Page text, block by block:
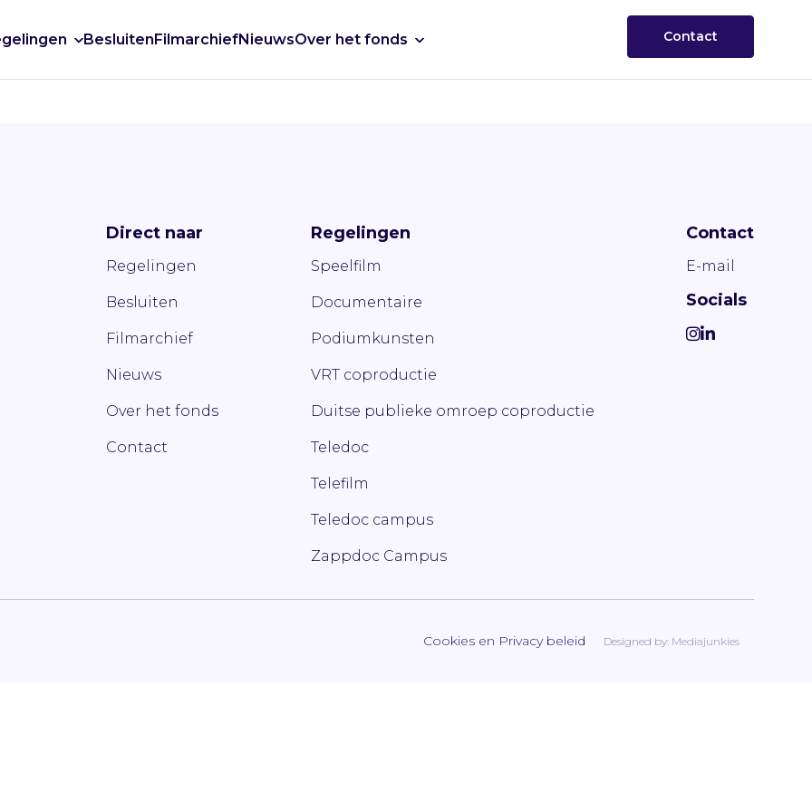
BesluitenFilmarchiefNieuwsOver het fonds Contact
Direct naar
Regelingen
Besluiten
Filmarchief
Nieuws
Over het fonds
Contact
Regelingen
Speelfilm
Documentaire
Podiumkunsten
VRT coproductie
Duitse publieke omroep coproductie
Teledoc
Telefilm
Teledoc campus
Zappdoc Campus
Contact
E-mail
Socials
Cookies en Privacy beleid Designed by: Mediajunkies